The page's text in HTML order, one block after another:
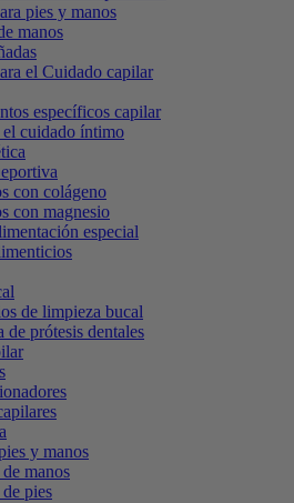
pies y manos
manos
el Cuidado capilar
específicos capilar
el cuidado íntimo
con colágeno
con magnesio
especial
de limpieza bucal
de prótesis dentales
y manos
manos
pies